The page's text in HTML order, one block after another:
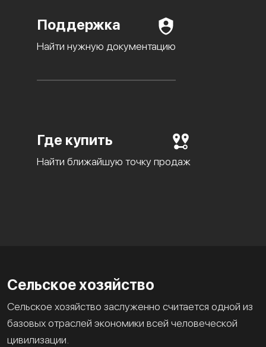
Поддержка
Найти нужную документацию
Где купить
Найти ближайшую точку продаж
Сельское хозяйство
Сельское хозяйство заслуженно считается одной из
базовых отраслей экономики всей человеческой
цивилизации.